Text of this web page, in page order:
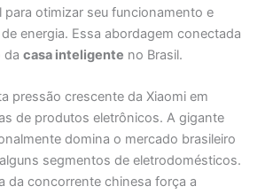
para otimizar seu funcionamento e
energia. Essa abordagem conectada
da casa inteligente no Brasil.
pressão crescente da Xiaomi em
de produtos eletrônicos. A gigante
domina o mercado brasileiro
segmentos de eletrodomésticos.
da concorrente chinesa força a